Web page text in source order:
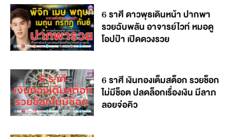
6 ราศี ดาวพุธเดินหน้า ปากพา
รวยฉับพลัน อาจารย์ไวท์ หมอดู
โอปป้า เปิดดวงรวย
6 ราศี เงินทองเต็มสต็อก รวยช็อก
ไม่มีช็อต ปลดล็อกเรื่องเงิน มีลาภ
ลอยจ่อคิว